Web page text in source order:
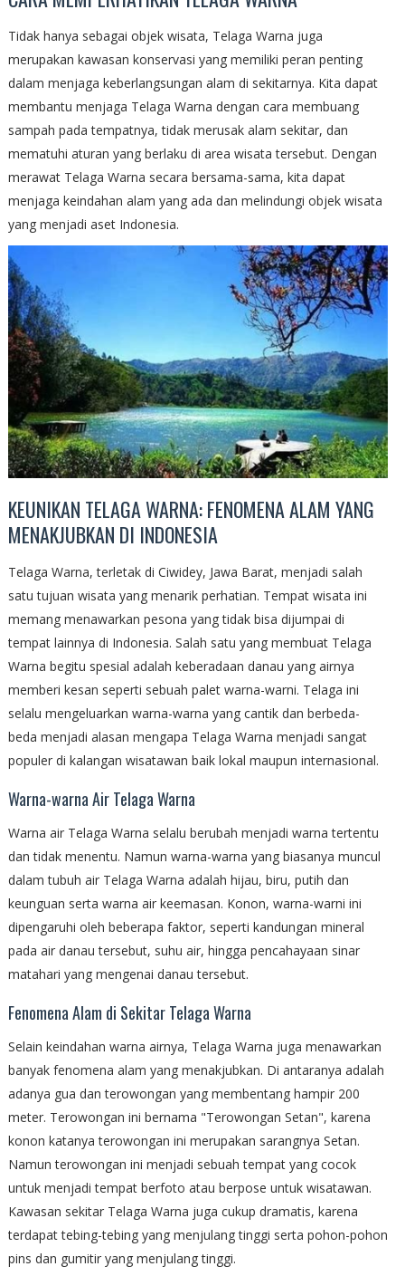
Tidak hanya sebagai objek wisata, Telaga Warna juga
merupakan kawasan konservasi yang memiliki peran penting
dalam menjaga keberlangsungan alam di sekitarnya. Kita dapat
membantu menjaga Telaga Warna dengan cara membuang
sampah pada tempatnya, tidak merusak alam sekitar, dan
mematuhi aturan yang berlaku di area wisata tersebut. Dengan
merawat Telaga Warna secara bersama-sama, kita dapat
menjaga keindahan alam yang ada dan melindungi objek wisata
yang menjadi aset Indonesia.
KEUNIKAN TELAGA WARNA: FENOMENA ALAM YANG
MENAKJUBKAN DI INDONESIA
Telaga Warna, terletak di Ciwidey, Jawa Barat, menjadi salah
satu tujuan wisata yang menarik perhatian. Tempat wisata ini
memang menawarkan pesona yang tidak bisa dijumpai di
tempat lainnya di Indonesia. Salah satu yang membuat Telaga
Warna begitu spesial adalah keberadaan danau yang airnya
memberi kesan seperti sebuah palet warna-warni. Telaga ini
selalu mengeluarkan warna-warna yang cantik dan berbeda-
beda menjadi alasan mengapa Telaga Warna menjadi sangat
populer di kalangan wisatawan baik lokal maupun internasional.
Warna-warna Air Telaga Warna
Warna air Telaga Warna selalu berubah menjadi warna tertentu
dan tidak menentu. Namun warna-warna yang biasanya muncul
dalam tubuh air Telaga Warna adalah hijau, biru, putih dan
keunguan serta warna air keemasan. Konon, warna-warni ini
dipengaruhi oleh beberapa faktor, seperti kandungan mineral
pada air danau tersebut, suhu air, hingga pencahayaan sinar
matahari yang mengenai danau tersebut.
Fenomena Alam di Sekitar Telaga Warna
Selain keindahan warna airnya, Telaga Warna juga menawarkan
banyak fenomena alam yang menakjubkan. Di antaranya adalah
adanya gua dan terowongan yang membentang hampir 200
meter. Terowongan ini bernama "Terowongan Setan", karena
konon katanya terowongan ini merupakan sarangnya Setan.
Namun terowongan ini menjadi sebuah tempat yang cocok
untuk menjadi tempat berfoto atau berpose untuk wisatawan.
Kawasan sekitar Telaga Warna juga cukup dramatis, karena
terdapat tebing-tebing yang menjulang tinggi serta pohon-pohon
pins dan gumitir yang menjulang tinggi.